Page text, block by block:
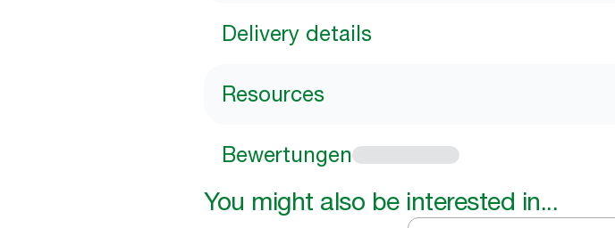
Delivery details
Resources
Bewertungen
You might also be interested in...